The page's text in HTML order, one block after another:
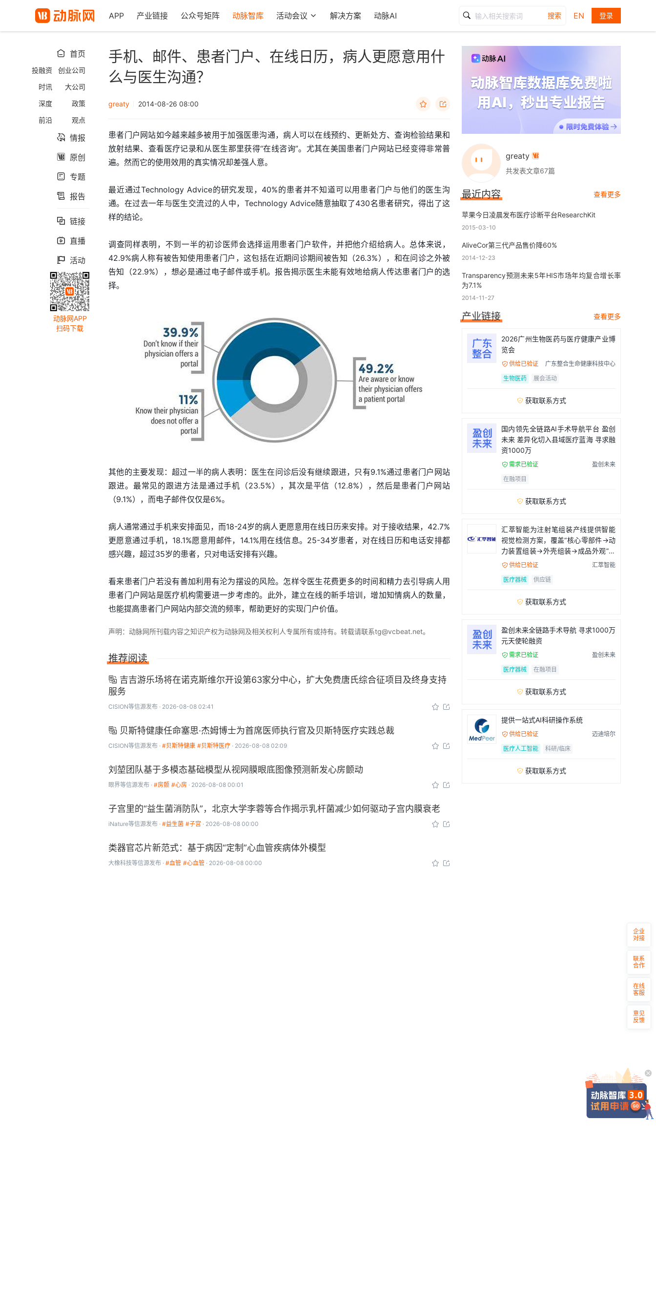
APP 产业链接 公众号矩阵 动脉智库 活动会议 解决方案 动脉AI 搜索 EN 登录
 首页
投融资
创业公司
时讯
大公司
深度
政策
前沿
观点
 情报
 原创
 专题
 报告
 链接
 直播
 活动
动脉网APP
扫码下载
手机、邮件、患者门户、在线日历，病人更愿意用什
么与医生沟通？
greaty 2014-08-26 08:00  
患者门户网站如今越来越多被用于加强医患沟通，病人可以在线预约、更新处方、查询检验结果和
放射结果、查看医疗记录和从医生那里获得“在线咨询”。尤其在美国患者门户网站已经变得非常普
遍。然而它的使用效用的真实情况却差强人意。
最近通过Technology Advice的研究发现，40%的患者并不知道可以用患者门户与他们的医生沟
通。在过去一年与医生交流过的人中，Technology Advice随意抽取了430名患者研究，得出了这
样的结论。
调查同样表明，不到一半的初诊医师会选择运用患者门户软件，并把他介绍给病人。总体来说，
42.9%病人称有被告知使用患者门户，这包括在近期问诊期间被告知（26.3%），和在问诊之外被
告知（22.9%），想必是通过电子邮件或手机。报告揭示医生未能有效地给病人传达患者门户的选
择。
其他的主要发现：超过一半的病人表明：医生在问诊后没有继续跟进，只有9.1%通过患者门户网站
跟进。最常见的跟进方法是通过手机（23.5%），其次是平信（12.8%），然后是患者门户网站
（9.1%），而电子邮件仅仅是6%。
病人通常通过手机来安排面见，而18-24岁的病人更愿意用在线日历来安排。对于接收结果，42.7%
更愿意通过手机，18.1%愿意用邮件，14.1%用在线信息。25-34岁患者，对在线日历和电话安排都
感兴趣，超过35岁的患者，只对电话安排有兴趣。
看来患者门户若没有善加利用有沦为摆设的风险。怎样令医生花费更多的时间和精力去引导病人用
患者门户网站是医疗机构需要进一步考虑的。此外，建立在线的新手培训，增加知情病人的数量，
也能提高患者门户网站内部交流的频率，帮助更好的实现门户价值。
声明：动脉网所刊载内容之知识产权为动脉网及相关权利人专属所有或持有。转载请联系tg@vcbeat.net。
推荐阅读
 吉吉游乐场将在诺克斯维尔开设第63家分中心，扩大免费唐氏综合征项目及终身支持
服务
CISION等信源发布 2026-08-08 02:41  
 贝斯特健康任命塞思·杰姆博士为首席医师执行官及贝斯特医疗实践总裁
CISION等信源发布 #贝斯特健康 #贝斯特医疗 2026-08-08 02:09  
刘堃团队基于多模态基础模型从视网膜眼底图像预测新发心房颤动
眼界等信源发布 #房颤 #心房 2026-08-08 00:01  
子宫里的“益生菌消防队”，北京大学李蓉等合作揭示乳杆菌减少如何驱动子宫内膜衰老
iNature等信源发布 #益生菌 #子宫 2026-08-08 00:00  
类器官芯片新范式：基于病因“定制”心血管疾病体外模型
大橡科技等信源发布 #血管 #心血管 2026-08-08 00:00  
greaty 
共发表文章67篇
最近内容 查看更多
苹果今日凌晨发布医疗诊断平台ResearchKit
2015-03-10
AliveCor第三代产品售价降60%
2014-12-23
Transparency预测未来5年HIS市场年均复合增长率
为7.1%
2014-11-27
产业链接 查看更多
2026广州生物医药与医疗健康产业博
览会
 供给已验证
广东整合生命健康科技中心
生物医药
展会活动
 获取联系方式
国内领先全链路AI手术导航平台 盈创
未来 差异化切入县域医疗蓝海 寻求融
资1000万
 需求已验证
盈创未来
在融项目
 获取联系方式
汇萃智能为注射笔组装产线提供智能
视觉检测方案，覆盖“核心零部件→动
力装置组装→外壳组装→成品外观”全
流程
 供给已验证
汇萃智能
医疗器械
供应链
 获取联系方式
盈创未来全链路手术导航 寻求1000万
元天使轮融资
 需求已验证
盈创未来
医疗器械
在融项目
 获取联系方式
提供一站式AI科研操作系统
 供给已验证
迈迪培尔
医疗人工智能
科研/临床
 获取联系方式
企业
对接
联系
合作
在线
客服
意见
反馈